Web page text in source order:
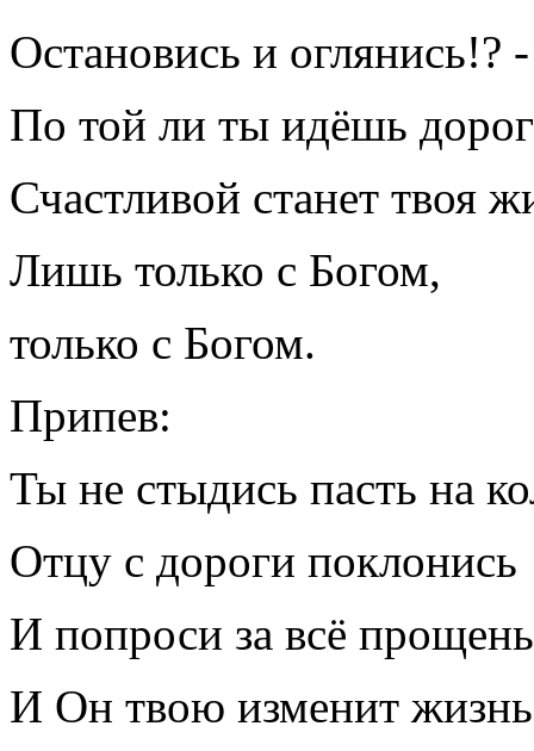
Остановись и оглянись!? -
По той ли ты идёшь
Счастливой станет твоя
Лишь только с Богом,
только с Богом.
Припев:
Ты не стыдись пасть на
Отцу с дороги поклонись
И попроси за всё
И Он твою изменит